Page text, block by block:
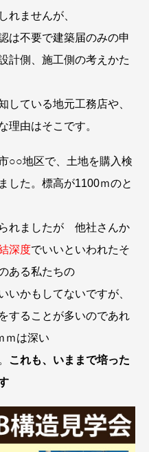
れませんが、
は不要で建築届のみの申
側、施工側の考えかた
している地元工務店や、
理由はそこです。
○○地区で、土地を購入検
した。標高が1100ｍのと
れましたが 他社さんか
深度でいいといわれたそ
ある私たちの
いかもしてないですが、
することが多いのであれ
ｍは深い
これも、いままで培った